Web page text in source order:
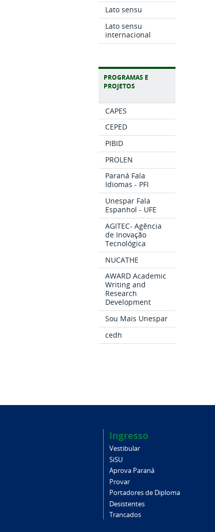
Lato sensu
Lato sensu
internacional
PROGRAMAS E
PROJETOS
CAPES
CEPED
PIBID
PROLEN
Paraná Fala
Idiomas - PFI
Unespar Fala
Espanhol - UFE
AGITEC- Agência
de Inovação
Tecnológica
NUCATHE
AWARD Academic
Writing and
Research
Development
Sou Mais Unespar
cedh
Ingresso
Vestibular
SiSU
Aprova Paraná
Provar
Portadores de Diploma
Desistentes
Trancados